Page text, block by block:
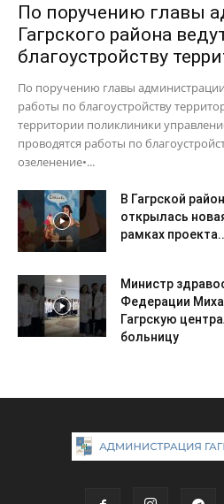
По поручению главы
Гагрского района
благоустройству
По поручению главы администрации
работы по благоустройству
территории поликлиники
проводятся работы по
озеленение•...
В Гагрской
открылась
рамках
Министр
Федерации
Гагрскую
больницу